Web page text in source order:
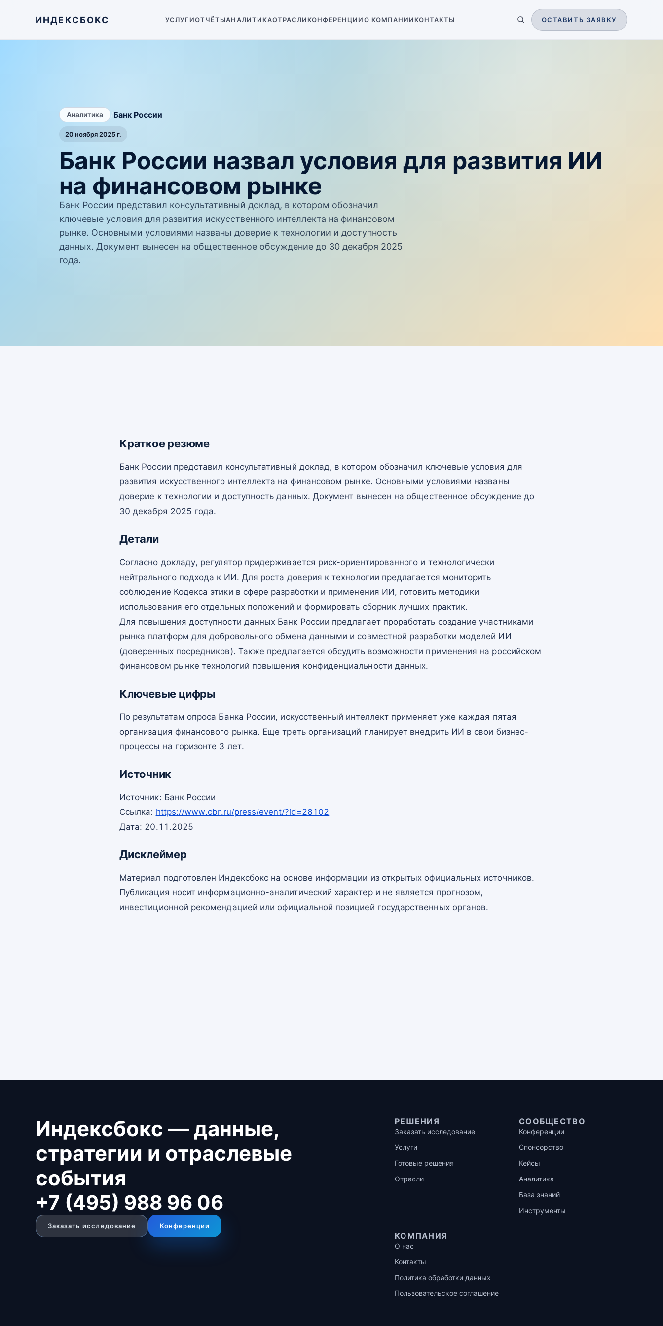
ИНДЕКСБОКС УСЛУГИОТЧЁТЫАНАЛИТИКАОТРАСЛИКОНФЕРЕНЦИИО КОМПАНИИКОНТАКТЫ ОСТАВИТЬ ЗАЯВКУ
Аналитика /Банк России
20 ноября 2025 г.
Банк России назвал условия для развития ИИ
на финансовом рынке
Банк России представил консультативный доклад, в котором обозначил
ключевые условия для развития искусственного интеллекта на финансовом
рынке. Основными условиями названы доверие к технологии и доступность
данных. Документ вынесен на общественное обсуждение до 30 декабря 2025
года.
Краткое резюме
Банк России представил консультативный доклад, в котором обозначил ключевые условия для
развития искусственного интеллекта на финансовом рынке. Основными условиями названы
доверие к технологии и доступность данных. Документ вынесен на общественное обсуждение до
30 декабря 2025 года.
Детали
Согласно докладу, регулятор придерживается риск-ориентированного и технологически
нейтрального подхода к ИИ. Для роста доверия к технологии предлагается мониторить
соблюдение Кодекса этики в сфере разработки и применения ИИ, готовить методики
использования его отдельных положений и формировать сборник лучших практик.
Для повышения доступности данных Банк России предлагает проработать создание участниками
рынка платформ для добровольного обмена данными и совместной разработки моделей ИИ
(доверенных посредников). Также предлагается обсудить возможности применения на российском
финансовом рынке технологий повышения конфиденциальности данных.
Ключевые цифры
По результатам опроса Банка России, искусственный интеллект применяет уже каждая пятая
организация финансового рынка. Еще треть организаций планирует внедрить ИИ в свои бизнес-
процессы на горизонте 3 лет.
Источник
Источник: Банк России
Ссылка: https://www.cbr.ru/press/event/?id=28102
Дата: 20.11.2025
Дисклеймер
Материал подготовлен Индексбокс на основе информации из открытых официальных источников.
Публикация носит информационно-аналитический характер и не является прогнозом,
инвестиционной рекомендацией или официальной позицией государственных органов.
Индексбокс — данные,
стратегии и отраслевые
события
+7 (495) 988 96 06
Заказать исследование Конференции
РЕШЕНИЯ
Заказать исследование
Услуги
Готовые решения
Отрасли
СООБЩЕСТВО
Конференции
Спонсорство
Кейсы
Аналитика
База знаний
Инструменты
КОМПАНИЯ
О нас
Контакты
Политика обработки данных
Пользовательское соглашение